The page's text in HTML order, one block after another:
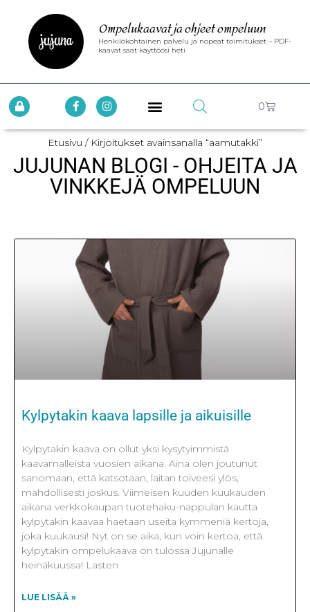
Ompelukaavat ja ohjeet ompeluun
Henkilökohtainen palvelu ja nopeat toimitukset – PDF-
kaavat saat käyttöösi heti
0
Etusivu / Kirjoitukset avainsanalla “aamutakki”
JUJUNAN BLOGI - OHJEITA JA
VINKKEJÄ OMPELUUN
Kylpytakin kaava lapsille ja aikuisille
Kylpytakin kaava on ollut yksi kysytyimmistä
kaavamalleista vuosien aikana. Aina olen joutunut
sanomaan, että katsotaan, laitan toiveesi ylös,
mahdollisesti joskus. Viimeisen kuuden kuukauden
aikana verkkokaupan tuotehaku-nappulan kautta
kylpytakin kaavaa haetaan useita kymmeniä kertoja,
joka kuukausi! Nyt on se aika, kun voin kertoa, että
kylpytakin ompelukaava on tulossa Jujunalle
heinäkuussa! Lasten
LUE LISÄÄ »